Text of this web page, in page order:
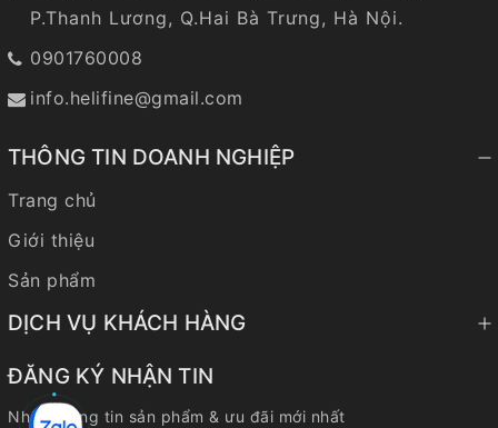
P.Thanh Lương, Q.Hai Bà Trưng, Hà Nội.
0901760008
info.helifine@gmail.com
THÔNG TIN DOANH NGHIỆP
Trang chủ
Giới thiệu
Sản phẩm
DỊCH VỤ KHÁCH HÀNG
ĐĂNG KÝ NHẬN TIN
Nhận thông tin sản phẩm & ưu đãi mới nhất